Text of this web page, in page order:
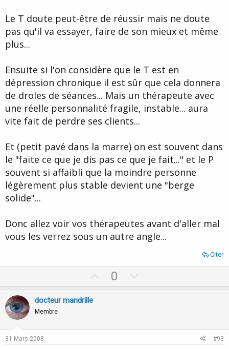
Le T doute peut-être de réussir mais ne doute
pas qu'il va essayer, faire de son mieux et même
plus...
Ensuite si l'on considère que le T est en
dépression chronique il est sûr que cela donnera
de droles de séances... Mais un thérapeute avec
une réelle personnalité fragile, instable... aura
vite fait de perdre ses clients...
Et (petit pavé dans la marre) on est souvent dans
le "faite ce que je dis pas ce que je fait..." et le P
souvent si affaibli que la moindre personne
légèrement plus stable devient une "berge
solide"...
Donc allez voir vos thérapeutes avant d'aller mal
vous les verrez sous un autre angle...
Citer
p
0
o
docteur mandrille
Membre
31 Mars 2008 #93